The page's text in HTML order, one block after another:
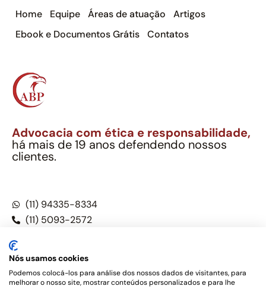
Home Equipe Áreas de atuação
Artigos
Ebook e Documentos Grátis
Contatos
Advocacia com ética e responsabilidade,
há mais de 19 anos defendendo nossos
clientes.
(11) 94335-8334
(11) 5093-2572
Nós usamos cookies
Podemos colocá-los para análise dos nossos dados de visitantes, para
melhorar o nosso site, mostrar conteúdos personalizados e para lhe